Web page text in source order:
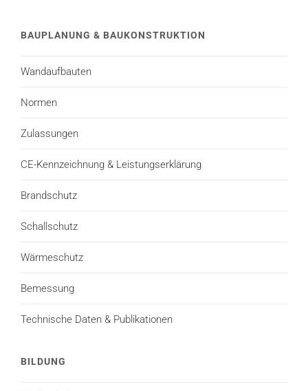
BAUPLANUNG & BAUKONSTRUKTION
Wandaufbauten
Normen
Zulassungen
CE-Kennzeichnung & Leistungserklärung
Brandschutz
Schallschutz
Wärmeschutz
Bemessung
Technische Daten & Publikationen
BILDUNG